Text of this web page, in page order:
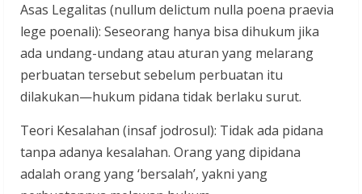
Asas Legalitas (nullum delictum nulla poena praevia
lege poenali): Seseorang hanya bisa dihukum jika
ada undang-undang atau aturan yang melarang
perbuatan tersebut sebelum perbuatan itu
dilakukan—hukum pidana tidak berlaku surut.
Teori Kesalahan (insaf jodrosul): Tidak ada pidana
tanpa adanya kesalahan. Orang yang dipidana
adalah orang yang ‘bersalah’, yakni yang